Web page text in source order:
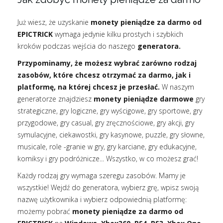
Już wiesz, że uzyskanie monety pieniądze za darmo od
EPICTRICK wymaga jedynie kilku prostych i szybkich
kroków podczas wejścia do naszego generatora.
Przypominamy, że możesz wybrać zarówno rodzaj
zasobów, które chcesz otrzymać za darmo, jak i
platformę, na której chcesz je przesłać. W naszym
generatorze znajdziesz monety pieniądze darmowe gry
strategiczne, gry logiczne, gry wyścigowe, gry sportowe, gry
przygodowe, gry casual, gry zręcznościowe, gry akcji, gry
symulacyjne, ciekawostki, gry kasynowe, puzzle, gry słowne,
musicale, role -granie w gry, gry karciane, gry edukacyjne,
komiksy i gry podróżnicze... Wszystko, w co możesz grać!
Każdy rodzaj gry wymaga szeregu zasobów. Mamy je
wszystkie! Wejdź do generatora, wybierz grę, wpisz swoją
nazwę użytkownika i wybierz odpowiednią platformę:
możemy pobrać monety pieniądze za darmo od